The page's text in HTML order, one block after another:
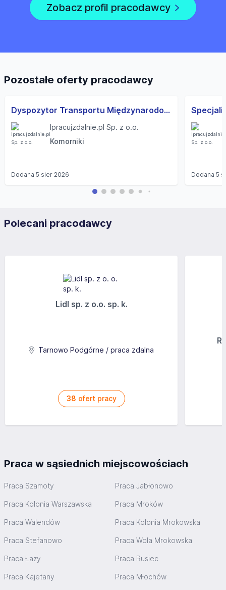
Zobacz profil pracodawcy
Pozostałe oferty pracodawcy
Dyspozytor Transportu Międzynarodowego (K,M)
Ipracujzdalnie.pl Sp. z o.o.
Komorniki
Dodana 5 sier 2026 Dodana5
Polecani pracodawcy
Lidl sp. z o.o. sp. k.
Tarnowo Podgórne / praca zdalna
38 ofert pracy
Praca w sąsiednich miejscowościach
Praca Szamoty Praca Jabłonowo
Praca Kolonia Warszawska Praca Mroków
Praca Walendów Praca Kolonia Mrokowska
Praca Stefanowo Praca Wola Mrokowska
Praca Łazy Praca Rusiec
Praca Kajetany Praca Młochów